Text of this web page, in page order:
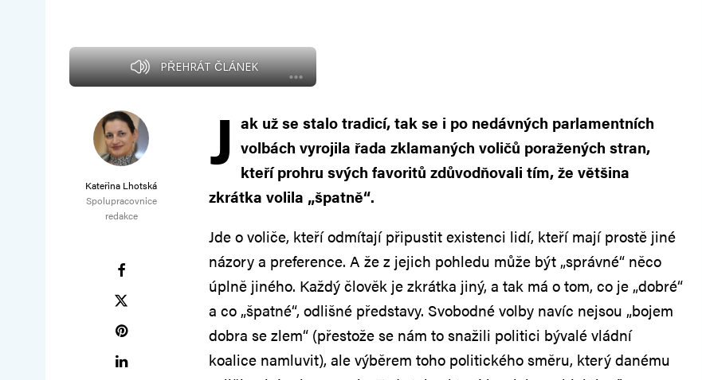
PŘEHRÁT ČLÁNEK
Kateřina Lhotská
Spolupracovnice
redakce
J ak už se stalo tradicí, tak se i po nedávných parlamentních
volbách vyrojila řada zklamaných voličů poražených stran,
kteří prohru svých favoritů zdůvodňovali tím, že většina
zkrátka volila „špatně“.
Jde o voliče, kteří odmítají připustit existenci lidí, kteří mají prostě jiné
názory a preference. A že z jejich pohledu může být „správné“ něco
úplně jiného. Každý člověk je zkrátka jiný, a tak má o tom, co je „dobré“
a co „špatné“, odlišné představy. Svobodné volby navíc nejsou „bojem
dobra se zlem“ (přestože se nám to snažili politici bývalé vládní
koalice namluvit), ale výběrem toho politického směru, který danému